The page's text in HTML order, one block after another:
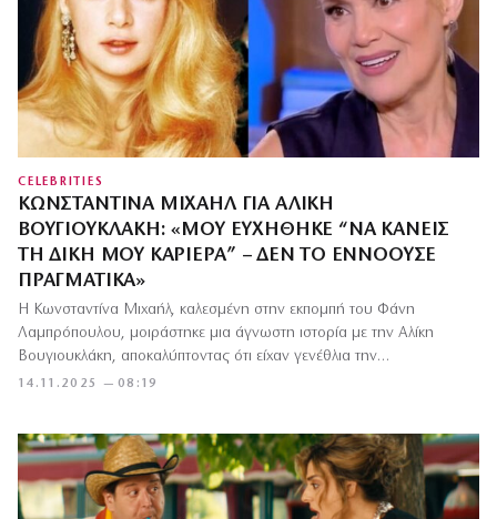
CELEBRITIES
ΚΩΝΣΤΑΝΤΊΝΑ ΜΙΧΑΉΛ ΓΙΑ ΑΛΊΚΗ
ΒΟΥΓΙΟΥΚΛΆΚΗ: «ΜΟΥ ΕΥΧΉΘΗΚΕ “ΝΑ ΚΆΝΕΙΣ
ΤΗ ΔΙΚΉ ΜΟΥ ΚΑΡΙΈΡΑ” – ΔΕΝ ΤΟ ΕΝΝΟΟΎΣΕ
ΠΡΑΓΜΑΤΙΚΆ»
14.11.2025 — 08:19
Η Κωνσταντίνα Μιχαήλ, καλεσμένη στην εκπομπή του Φάνη
Λαμπρόπουλου, μοιράστηκε μια άγνωστη ιστορία με την Αλίκη
Βουγιουκλάκη, αποκαλύπτοντας ότι είχαν γενέθλια την…